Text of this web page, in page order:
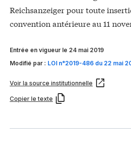
Reichsanzeiger pour toute
convention antérieure au 11
Entrée en vigueur le 24 mai 2019
Modifié par : LOI n°2019-486 du 22 mai
Voir la source institutionnelle
Copier le texte